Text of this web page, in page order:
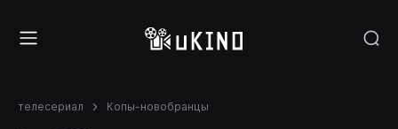
телесериал Копы-новобранцы